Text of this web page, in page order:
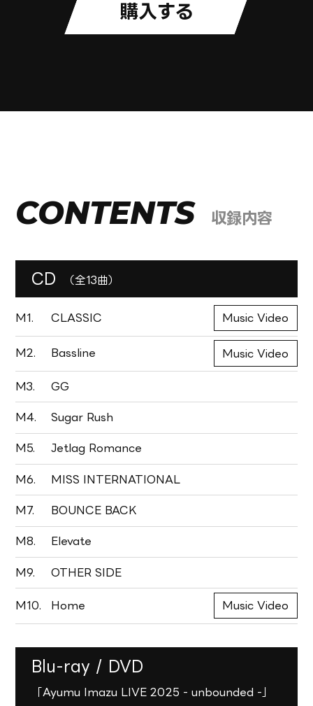
購入する
CONTENTS 収録内容
CD （全13曲）
M1. CLASSIC Music Video
M2. Bassline Music Video
M3. GG
M4. Sugar Rush
M5. Jetlag Romance
M6. MISS INTERNATIONAL
M7. BOUNCE BACK
M8. Elevate
M9. OTHER SIDE
M10. Home Music Video
Blu-ray / DVD
「Ayumu Imazu LIVE 2025 - unbounded -」